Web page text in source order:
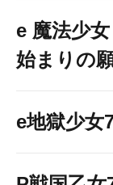
e 魔法少
始まりの
e地獄少女